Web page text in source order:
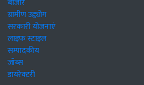
बाजार
ग्रामीण उद्द्योग
सरकारी योजनाएं
लाइफ स्टाइल
सम्पादकीय
जॉब्स
डायरेक्टरी